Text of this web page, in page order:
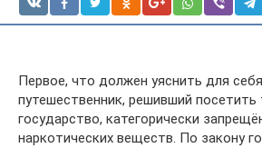
Первое, что должен уяснить для
путешественник, решивший посетить
государство, категорически
наркотических веществ. По закону